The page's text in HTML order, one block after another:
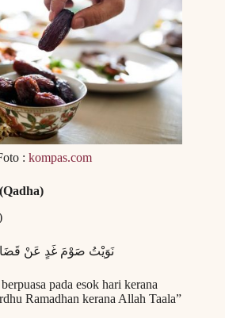
: kompas.com
نَوَيْتُ صَوْمَ غَدٍ عَنْ
pada esok hari kerana
Ramadhan kerana Allah Taala”